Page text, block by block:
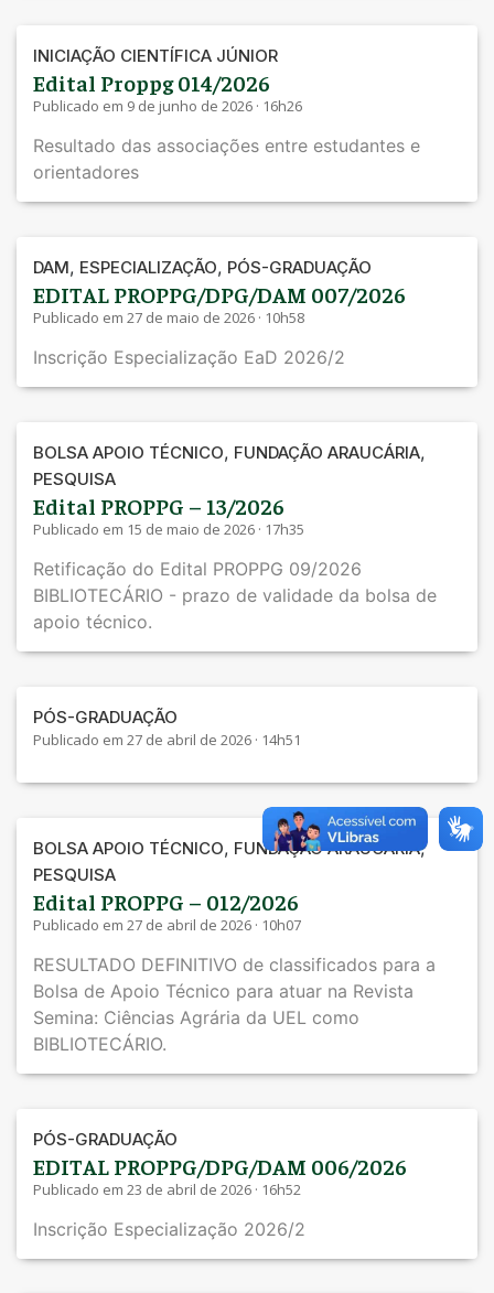
INICIAÇÃO CIENTÍFICA JÚNIOR
Edital Proppg 014/2026
Publicado em 9 de junho de 2026 · 16h26
Resultado das associações entre estudantes e
orientadores
DAM, ESPECIALIZAÇÃO, PÓS-GRADUAÇÃO
EDITAL PROPPG/DPG/DAM 007/2026
Publicado em 27 de maio de 2026 · 10h58
Inscrição Especialização EaD 2026/2
BOLSA APOIO TÉCNICO, FUNDAÇÃO ARAUCÁRIA,
PESQUISA
Edital PROPPG – 13/2026
Publicado em 15 de maio de 2026 · 17h35
Retificação do Edital PROPPG 09/2026
BIBLIOTECÁRIO - prazo de validade da bolsa de
apoio técnico.
PÓS-GRADUAÇÃO
Publicado em 27 de abril de 2026 · 14h51
BOLSA APOIO TÉCNICO, FUNDAÇÃO ARAUCÁRIA,
PESQUISA
Edital PROPPG – 012/2026
Publicado em 27 de abril de 2026 · 10h07
RESULTADO DEFINITIVO de classificados para a
Bolsa de Apoio Técnico para atuar na Revista
Semina: Ciências Agrária da UEL como
BIBLIOTECÁRIO.
PÓS-GRADUAÇÃO
EDITAL PROPPG/DPG/DAM 006/2026
Publicado em 23 de abril de 2026 · 16h52
Inscrição Especialização 2026/2